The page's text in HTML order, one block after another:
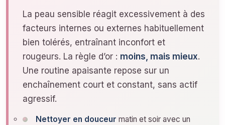
La peau sensible réagit excessivement à des
facteurs internes ou externes habituellement
bien tolérés, entraînant inconfort et
rougeurs. La règle d’or : moins, mais mieux.
Une routine apaisante repose sur un
enchaînement court et constant, sans actif
agressif.
Nettoyer en douceur matin et soir avec un